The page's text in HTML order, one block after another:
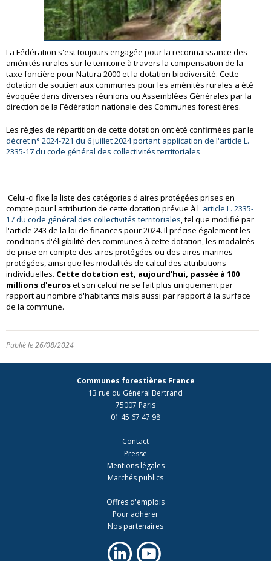
La Fédération s'est toujours engagée pour la reconnaissance des
aménités rurales sur le territoire à travers la compensation de la
taxe foncière pour Natura 2000 et la dotation biodiversité. Cette
dotation de soutien aux communes pour les aménités rurales a été
évoquée dans diverses réunions ou Assemblées Générales par la
direction de la Fédération nationale des Communes forestières.
Les règles de répartition de cette dotation ont été confirmées par le
décret n° 2024-721 du 6 juillet 2024 portant application de l'article L.
2335-17 du code général des collectivités territoriales
Celui-ci fixe la liste des catégories d'aires protégées prises en
compte pour l'attribution de cette dotation prévue à l' article L. 2335-
17 du code général des collectivités territoriales , tel que modifié par
l'article 243 de la loi de finances pour 2024. Il précise également les
conditions d'éligibilité des communes à cette dotation, les modalités
de prise en compte des aires protégées ou des aires marines
protégées, ainsi que les modalités de calcul des attributions
individuelles. Cette dotation est, aujourd'hui, passée à 100
millions d'euroset son calcul ne se fait plus uniquement par
rapport au nombre d'habitants mais aussi par rapport à la surface
de la commune.
Publié le 26/08/2024
Communes forestières France
13 rue du Général Bertrand
75007 Paris
01 45 67 47 98
Contact
Presse
Mentions légales
Marchés publics
Offres d'emplois
Pour adhérer
Nos partenaires